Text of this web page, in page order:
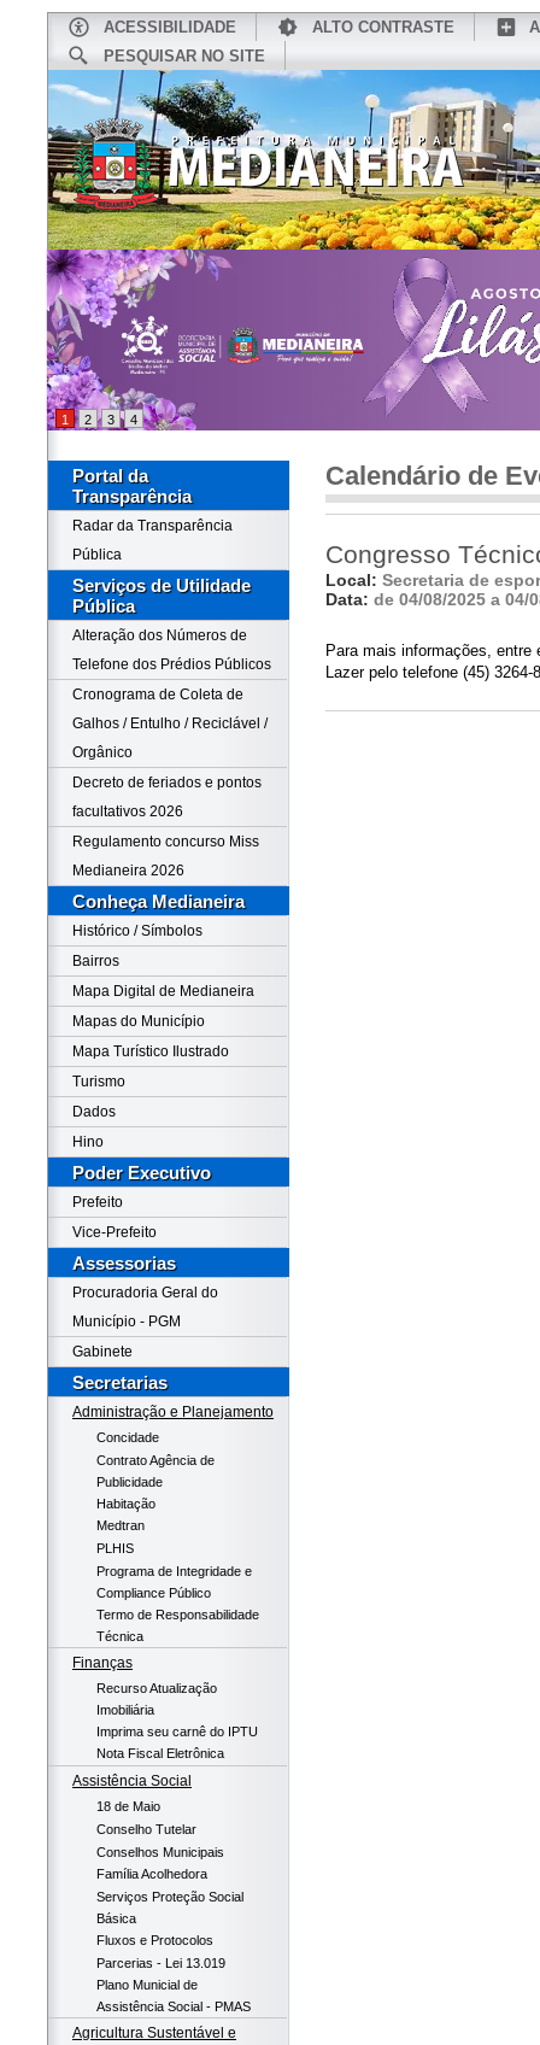
ACESSIBILIDADE ALTO CONTRASTE
PESQUISAR NO SITE
CONHEÇA MEDIANEIRA
1 2 3 4
Portal da
Transparência
Radar da Transparência
Pública
Serviços de Utilidade
Pública
Alteração dos Números de
Telefone dos Prédios Públicos
Cronograma de Coleta de
Galhos / Entulho / Reciclável /
Orgânico
Decreto de feriados e pontos
facultativos 2026
Regulamento concurso Miss
Medianeira 2026
Conheça Medianeira
Histórico / Símbolos
Bairros
Mapa Digital de Medianeira
Mapas do Município
Mapa Turístico Ilustrado
Turismo
Dados
Hino
Poder Executivo
Prefeito
Vice-Prefeito
Assessorias
Procuradoria Geral do
Município - PGM
Gabinete
Secretarias
Administração e Planejamento
Concidade
Contrato Agência de
Publicidade
Habitação
Medtran
PLHIS
Programa de Integridade e
Compliance Público
Termo de Responsabilidade
Técnica
Finanças
Recurso Atualização
Imobiliária
Imprima seu carnê do IPTU
Nota Fiscal Eletrônica
Assistência Social
18 de Maio
Conselho Tutelar
Conselhos Municipais
Família Acolhedora
Serviços Proteção Social
Básica
Fluxos e Protocolos
Parcerias - Lei 13.019
Plano Municial de
Assistência Social - PMAS
Agricultura Sustentável e
Calendário de
Congresso
Local: Secretaria de
Data: de 04/08/2025 a 04/
Para mais informações,
Lazer pelo telefone (45) 3264-